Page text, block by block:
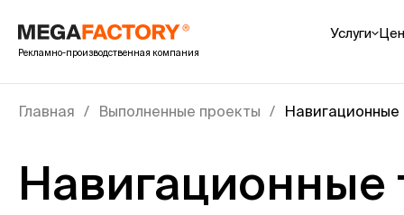
Рекламно-производственная компания
Услуги
Cтойки /
Главная Выполненные проекты Навигационные
Навигационные